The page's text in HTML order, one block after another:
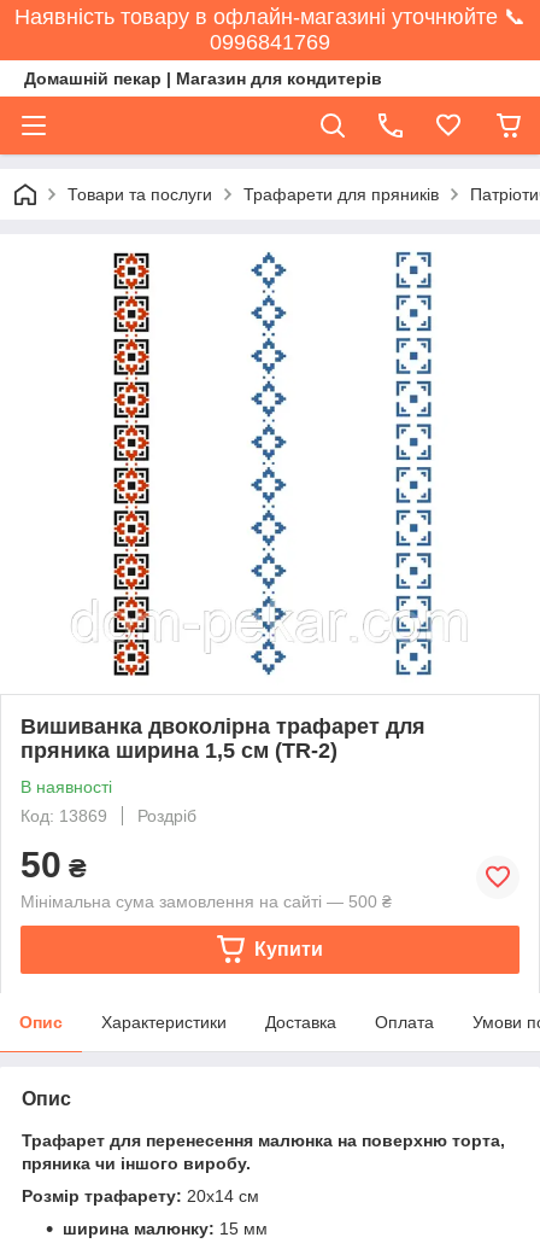
Наявність товару в офлайн-магазині уточнюйте 📞
0996841769
Домашній пекар | Магазин для кондитерів
Товари та послуги Трафарети для пряників
Вишиванка двоколірна трафарет для
пряника ширина 1,5 см (TR-2)
В наявності
Код: 13869
Роздріб
50 ₴
Мінімальна сума замовлення на сайті — 500 ₴
Купити
Опис Характеристики Доставка Оплата Умови
Опис
Трафарет для перенесення малюнка на поверхню торта,
пряника чи іншого виробу.
Розмір трафарету: 20х14 см
ширина малюнку: 15 мм